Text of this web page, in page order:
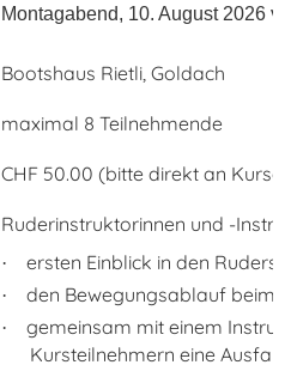
Montagabend, 10. August 2026
Bootshaus Rietli, Goldach
maximal 8 Teilnehmende
CHF 50.00 (bitte direkt an
Ruderinstruktorinnen und -
· ersten Einblick in den
· den Bewegungsablauf beim
·
gemeinsam mit einem
Kursteilnehmern eine